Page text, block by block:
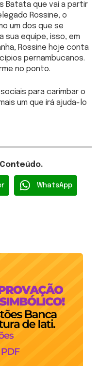
Batata que vai a partir
Rossine, o
um dos que se
sua equipe, isso, em
Rossine hoje conta
pernambucanos.
no ponto.
para carimbar o
um que irá ajuda-lo
WhatsApp